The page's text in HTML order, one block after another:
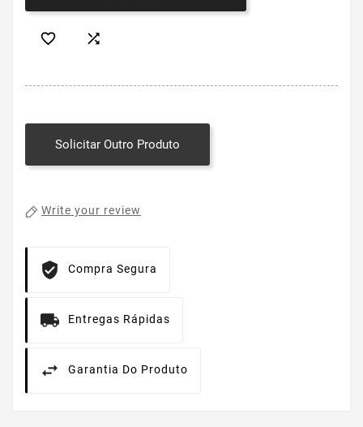
 
Solicitar Outro Produto
Write your review
Compra Segura
Entregas Rápidas
Garantia Do Produto